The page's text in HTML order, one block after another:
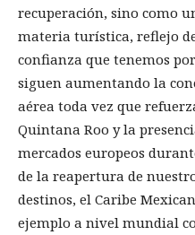
recuperación, sino como
materia turística, reflejo
confianza que tenemos
siguen aumentando la
aérea toda vez que
Quintana Roo y la
mercados europeos
de la reapertura de
destinos, el Caribe
ejemplo a nivel mundial